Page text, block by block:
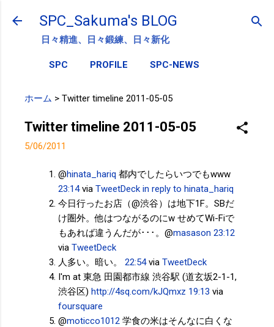
スキップしてメイン コンテンツに移動
SPC_Sakuma's BLOG
日々精進、日々鍛練、日々新化
SPC PROFILE SPC-NEWS
ホーム > Twitter timeline 2011-05-05
Twitter timeline 2011-05-05
5/06/2011
@hinata_hariq 都内でしたらいつでもwww
23:14 via TweetDeck in reply to hinata_hariq
今日行ったお店（@渋谷）は地下1F。SBだ
け圏外。他はつながるのにw せめてWi-Fiで
もあれば違うんだが･･･。@masason 23:12
via TweetDeck
人多い。暗い。
22:54 via TweetDeck
I'm at 東急 田園都市線 渋谷駅 (道玄坂2-1-1,
渋谷区) http://4sq.com/kJQmxz 19:13 via
foursquare
@moticco1012 学食の米はそんなに白くな